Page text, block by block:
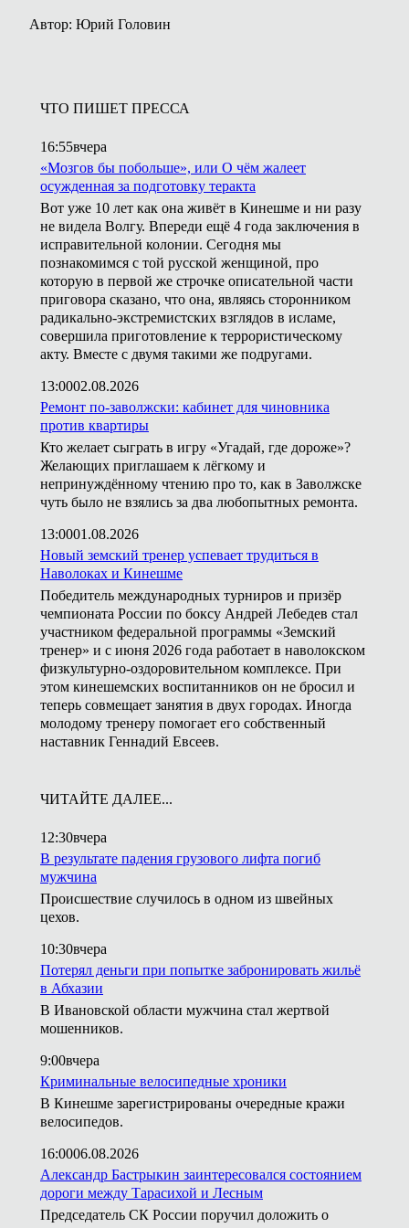
Автор: Юрий Головин
ЧТО ПИШЕТ ПРЕССА
16:55вчера
«Мозгов бы побольше», или О чём жалеет
осужденная за подготовку теракта
Вот уже 10 лет как она живёт в Кинешме и ни разу
не видела Волгу. Впереди ещё 4 года заключения в
исправительной колонии. Сегодня мы
познакомимся с той русской женщиной, про
которую в первой же строчке описательной части
приговора сказано, что она, являясь сторонником
радикально-экстремистских взглядов в исламе,
совершила приготовление к террористическому
акту. Вместе с двумя такими же подругами.
13:0002.08.2026
Ремонт по-заволжски: кабинет для чиновника
против квартиры
Кто желает сыграть в игру «Угадай, где дороже»?
Желающих приглашаем к лёгкому и
непринуждённому чтению про то, как в Заволжске
чуть было не взялись за два любопытных ремонта.
13:0001.08.2026
Новый земский тренер успевает трудиться в
Наволоках и Кинешме
Победитель международных турниров и призёр
чемпионата России по боксу Андрей Лебедев стал
участником федеральной программы «Земский
тренер» и с июня 2026 года работает в наволокском
физкультурно-оздоровительном комплексе. При
этом кинешемских воспитанников он не бросил и
теперь совмещает занятия в двух городах. Иногда
молодому тренеру помогает его собственный
наставник Геннадий Евсеев.
ЧИТАЙТЕ ДАЛЕЕ...
12:30вчера
В результате падения грузового лифта погиб
мужчина
Происшествие случилось в одном из швейных
цехов.
10:30вчера
Потерял деньги при попытке забронировать жильё
в Абхазии
В Ивановской области мужчина стал жертвой
мошенников.
9:00вчера
Криминальные велосипедные хроники
В Кинешме зарегистрированы очередные кражи
велосипедов.
16:0006.08.2026
Александр Бастрыкин заинтересовался состоянием
дороги между Тарасихой и Лесным
Председатель СК России поручил доложить о